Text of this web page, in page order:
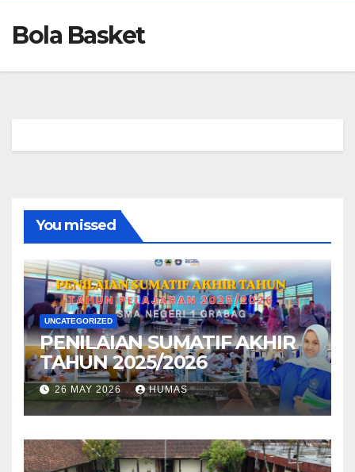
Bola Basket
You missed
UNCATEGORIZED
PENILAIAN SUMATIF AKHIR
TAHUN 2025/2026
26 MAY 2026 HUMAS